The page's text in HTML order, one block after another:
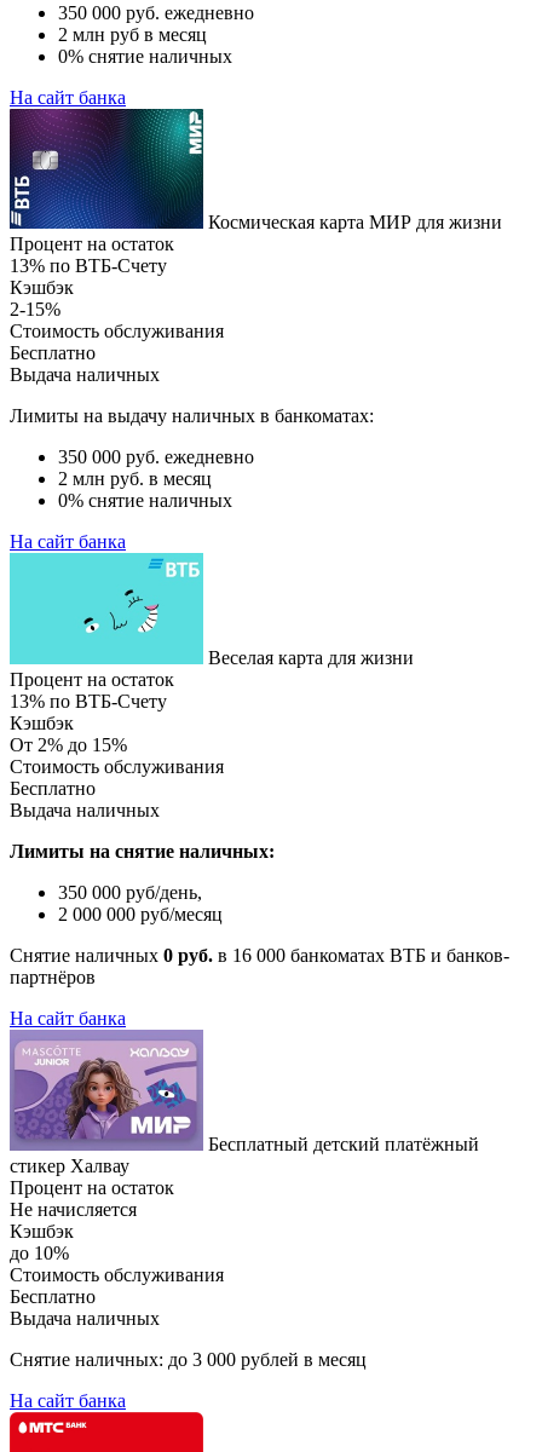
350 000 руб. ежедневно
2 млн руб в месяц
0% снятие наличных
На сайт банка
Космическая карта МИР для жизни
Процент на остаток
13% по ВТБ-Счету
Кэшбэк
2-15%
Стоимость обслуживания
Бесплатно
Выдача наличных
Лимиты на выдачу наличных в банкоматах:
350 000 руб. ежедневно
2 млн руб. в месяц
0% снятие наличных
На сайт банка
Веселая карта для жизни
Процент на остаток
13% по ВТБ-Счету
Кэшбэк
От 2% до 15%
Стоимость обслуживания
Бесплатно
Выдача наличных
Лимиты на снятие наличных:
350 000 руб/день,
2 000 000 руб/месяц
Снятие наличных 0 руб. в 16 000 банкоматах ВТБ и банков-
партнёров
На сайт банка
Бесплатный детский платёжный
стикер Халвау
Процент на остаток
Не начисляется
Кэшбэк
до 10%
Стоимость обслуживания
Бесплатно
Выдача наличных
Снятие наличных: до 3 000 рублей в месяц
На сайт банка